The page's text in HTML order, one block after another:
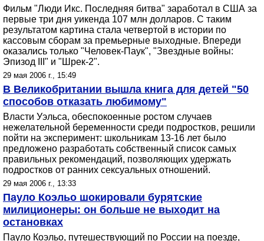
Фильм "Люди Икс. Последняя битва" заработал в США за
первые три дня уикенда 107 млн долларов. С таким
результатом картина стала четвертой в истории по
кассовым сборам за премьерные выходные. Впереди
оказались только "Человек-Паук", "Звездные войны:
Эпизод III" и "Шрек-2".
29 мая 2006 г., 15:49
В Великобритании вышла книга для детей "50
способов отказать любимому"
Власти Уэльса, обеспокоенные ростом случаев
нежелательной беременности среди подростков, решили
пойти на эксперимент: школьникам 13-16 лет было
предложено разработать собственный список самых
правильных рекомендаций, позволяющих удержать
подростков от ранних сексуальных отношений.
29 мая 2006 г., 13:33
Пауло Коэльо шокировали бурятские
милиционеры: он больше не выходит на
остановках
Пауло Коэльо, путешествующий по России на поезде,